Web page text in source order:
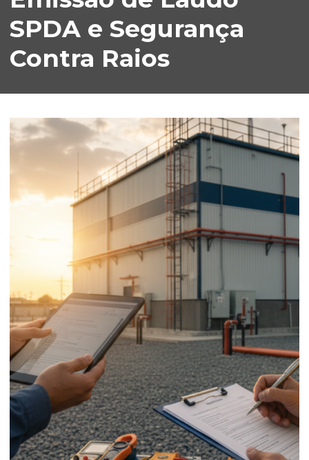
SPDA e Segurança
Contra Raios